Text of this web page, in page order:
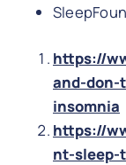
https://
and-don-
insomnia
https://
nt-sleep-